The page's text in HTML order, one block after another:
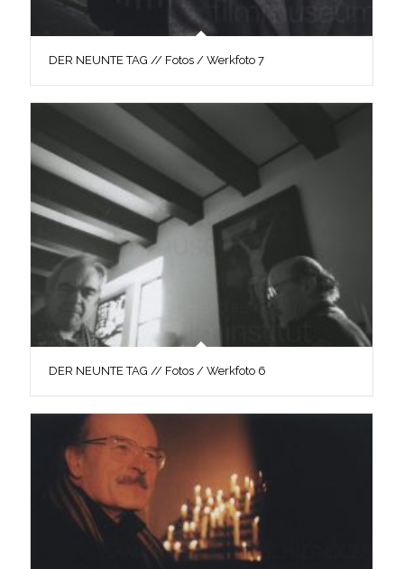
DER NEUNTE TAG // Fotos / Werkfoto 7
DER NEUNTE TAG // Fotos / Werkfoto 6